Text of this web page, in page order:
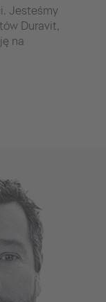
Jesteśmy
Duravit,
na